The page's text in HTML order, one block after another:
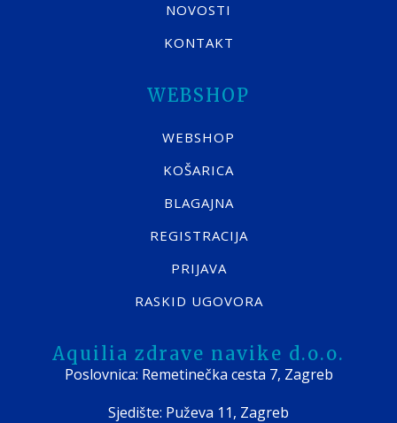
NOVOSTI
KONTAKT
WEBSHOP
WEBSHOP
KOŠARICA
BLAGAJNA
REGISTRACIJA
PRIJAVA
RASKID UGOVORA
Aquilia zdrave navike d.o.o.
Poslovnica: Remetinečka cesta 7, Zagreb
Sjedište: Puževa 11, Zagreb